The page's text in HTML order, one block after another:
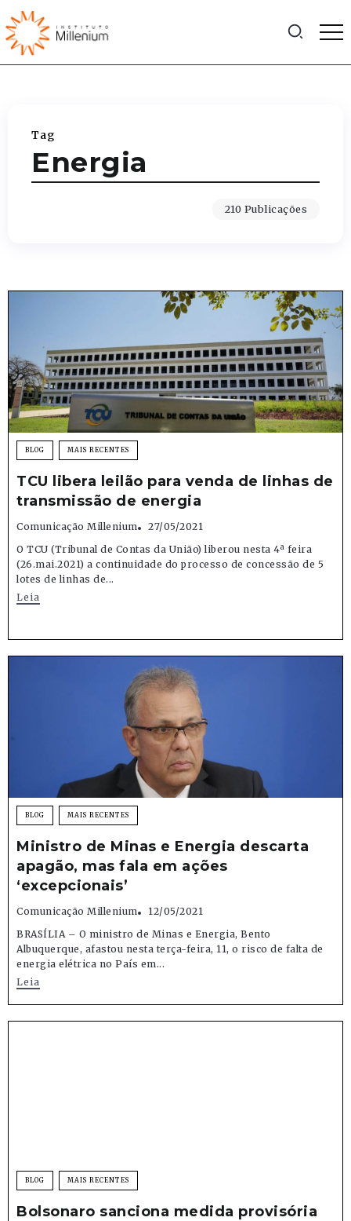
Tag
Energia
210 Publicações
BLOG MAIS RECENTES
TCU libera leilão para venda de linhas de
transmissão de energia
Comunicação Millenium
27/05/2021
O TCU (Tribunal de Contas da União) liberou nesta 4ª feira
(26.mai.2021) a continuidade do processo de concessão de 5
lotes de linhas de...
Leia
BLOG MAIS RECENTES
Ministro de Minas e Energia descarta
apagão, mas fala em ações
‘excepcionais’
Comunicação Millenium
12/05/2021
BRASÍLIA – O ministro de Minas e Energia, Bento
Albuquerque, afastou nesta terça-feira, 11, o risco de falta de
energia elétrica no País em...
Leia
BLOG MAIS RECENTES
Bolsonaro sanciona medida provisória